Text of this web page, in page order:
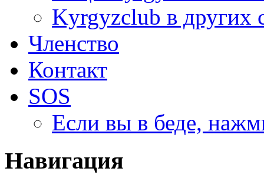
Kyrgyzclub в других
Членство
Контакт
SOS
Если вы в беде,
Навигация